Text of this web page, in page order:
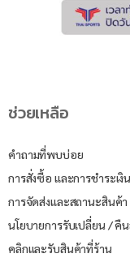
ช่วยเหลือ
คำถามที่พบบ่อย
การสั่งซื้อ และการชำระเงิน
การจัดส่งและสถานะสินค้า
นโยบายการรับเปลี่ยน / คืน
คลิกและรับสินค้าที่ร้าน